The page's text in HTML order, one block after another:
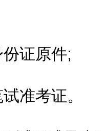
证原件;
考证。